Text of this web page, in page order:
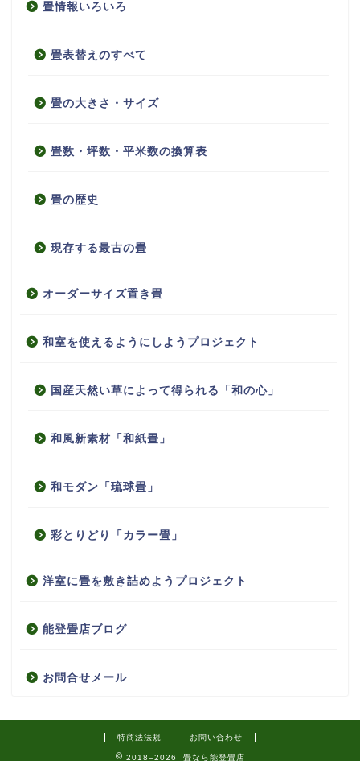
畳情報いろいろ
畳表替えのすべて
畳の大きさ・サイズ
畳数・坪数・平米数の換算表
畳の歴史
現存する最古の畳
オーダーサイズ置き畳
和室を使えるようにしようプロジェクト
国産天然い草によって得られる「和の心」
和風新素材「和紙畳」
和モダン「琉球畳」
彩とりどり「カラー畳」
洋室に畳を敷き詰めようプロジェクト
能登畳店ブログ
お問合せメール
特商法法規 お問い合わせ
2018–2026 畳なら能登畳店